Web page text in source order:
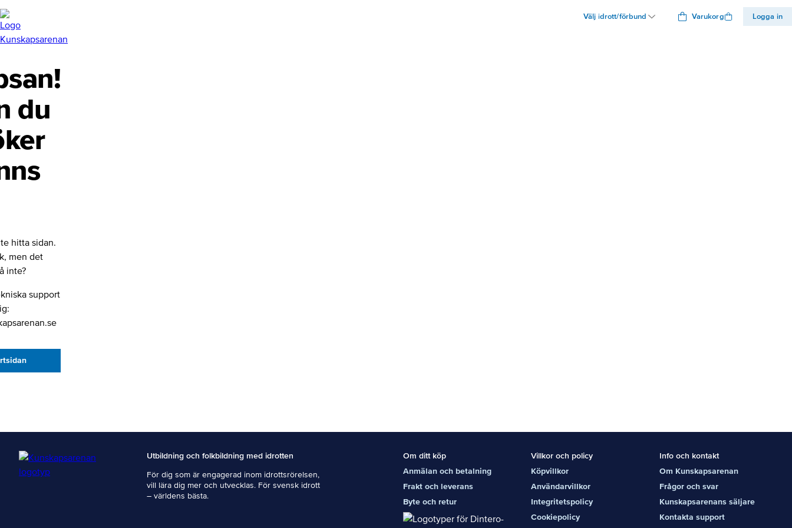
Välj idrott/förbund Varukorg Logga in
du
hitta sidan.
men det
inte?
support
Utbildning och folkbildning med idrotten
För dig som är engagerad inom idrottsrörelsen,
vill lära dig mer och utvecklas. För svensk idrott
– världens bästa.
Om ditt köp
Anmälan och betalning
Frakt och leverans
Byte och retur
Villkor och policy
Köpvillkor
Användarvillkor
Integritetspolicy
Cookiepolicy
Info och kontakt
Om Kunskapsarenan
Frågor och svar
Kunskapsarenans säljare
Kontakta support